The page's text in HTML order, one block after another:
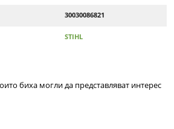
30030086821
STIHL
биха могли да представляват интерес